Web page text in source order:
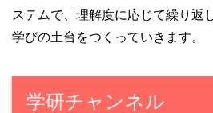
ステムで、理解度に応じて繰り返
学びの土台をつくっていきます。
学研チャンネル